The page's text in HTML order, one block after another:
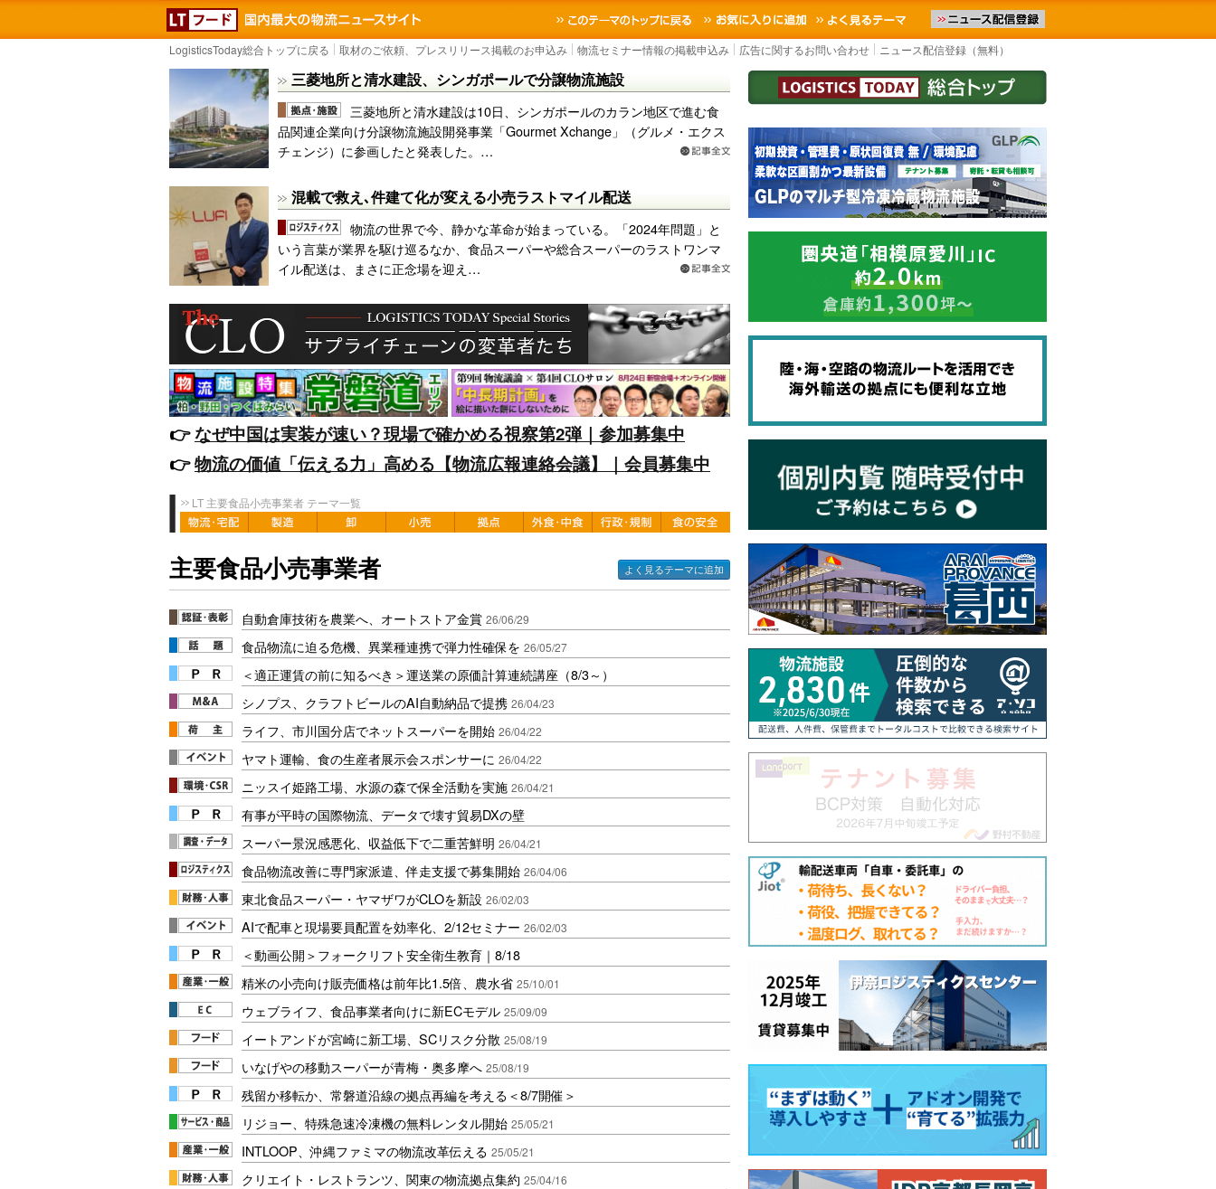
LOGISTICS TODAY｜国内最大の物流ニュースサイト3PL, SCMなど国内外の最新の物流ニュースをお届けします。物流ニュースメール配信を登録すると、平日
TOPに戻る お気に入りに追加 よく見るテーマ
LogisticsToday総合トップに戻る 取材のご依頼、プレスリリース掲載のお申込み 物流セミナー情報の掲載申込み 広告に関するお問い合わせ ニュース配信登録（無料）
三菱地所と清水建設、シンガポールで分譲物流施設
三菱地所と清水建設は10日、シンガポールのカラン地区で進む食
品関連企業向け分譲物流施設開発事業「Gourmet Xchange」（グルメ・エクス
チェンジ）に参画したと発表した。…
混載で救え､件建て化が変える小売ラストマイル配送
物流の世界で今、静かな革命が始まっている。「2024年問題」と
いう言葉が業界を駆け巡るなか、食品スーパーや総合スーパーのラストワンマ
イル配送は、まさに正念場を迎え…
👉️なぜ中国は実装が速い？現場で確かめる視察第2弾｜参加募集中
👉️物流の価値「伝える力」高める【物流広報連絡会議】｜会員募集中
LT 主要食品小売事業者 テーマ一覧
主要食品小売事業者 よく見るテーマに追加
自動倉庫技術を農業へ、オートストア金賞 26/06/29
食品物流に迫る危機、異業種連携で弾力性確保を 26/05/27
＜適正運賃の前に知るべき＞運送業の原価計算連続講座（8/3～）
シノプス、クラフトビールのAI自動納品で提携 26/04/23
ライフ、市川国分店でネットスーパーを開始 26/04/22
ヤマト運輸、食の生産者展示会スポンサーに 26/04/22
ニッスイ姫路工場、水源の森で保全活動を実施 26/04/21
有事が平時の国際物流、データで壊す貿易DXの壁
スーパー景況感悪化、収益低下で二重苦鮮明 26/04/21
食品物流改善に専門家派遣、伴走支援で募集開始 26/04/06
東北食品スーパー・ヤマザワがCLOを新設 26/02/03
AIで配車と現場要員配置を効率化、2/12セミナー 26/02/03
＜動画公開＞フォークリフト安全衛生教育｜8/18
精米の小売向け販売価格は前年比1.5倍、農水省 25/10/01
ウェブライフ、食品事業者向けに新ECモデル 25/09/09
イートアンドが宮崎に新工場、SCリスク分散 25/08/19
いなげやの移動スーパーが青梅・奥多摩へ 25/08/19
残留か移転か、常磐道沿線の拠点再編を考える＜8/7開催＞
リジョー、特殊急速冷凍機の無料レンタル開始 25/05/21
INTLOOP、沖縄ファミマの物流改革伝える 25/05/21
クリエイト・レストランツ、関東の物流拠点集約 25/04/16